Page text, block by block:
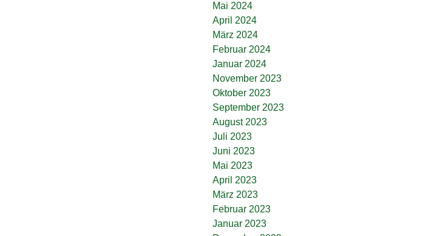
Mai 2024
April 2024
März 2024
Februar 2024
Januar 2024
November 2023
Oktober 2023
September 2023
August 2023
Juli 2023
Juni 2023
Mai 2023
April 2023
März 2023
Februar 2023
Januar 2023